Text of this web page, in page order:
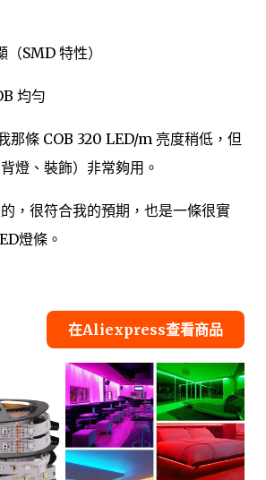
SMD 特性）
均勻
那條 COB 320 LED/m 亮度稍低，但
燈、裝飾）非常夠用。
的，很符合我的預期，也是一條很實
燈條。
在Aliexpress查看商品